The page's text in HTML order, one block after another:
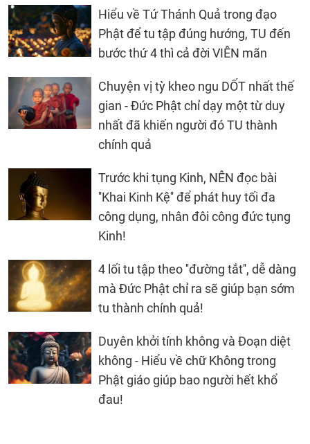
Hiểu về Tứ Thánh Quả trong đạo
Phật để tu tập đúng hướng, TU đến
bước thứ 4 thì cả đời VIÊN mãn
Chuyện vị tỳ kheo ngu DỐT nhất thế
gian - Đức Phật chỉ dạy một từ duy
nhất đã khiến người đó TU thành
chính quả
Trước khi tụng Kinh, NÊN đọc bài
''Khai Kinh Kệ'' để phát huy tối đa
công dụng, nhân đôi công đức tụng
Kinh!
4 lối tu tập theo ''đường tắt'', dễ dàng
mà Đức Phật chỉ ra sẽ giúp bạn sớm
tu thành chính quả!
Duyên khởi tính không và Đoạn diệt
không - Hiểu về chữ Không trong
Phật giáo giúp bao người hết khổ
đau!